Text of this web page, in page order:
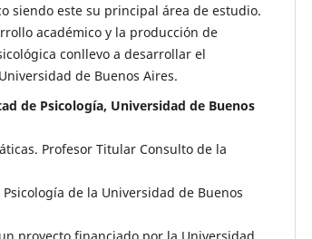
siendo este su principal área de estudio.
académico y la producción de
conllevo a desarrollar el
de Buenos Aires.
de Psicología, Universidad de Buenos
Profesor Titular Consulto de la
de la Universidad de Buenos